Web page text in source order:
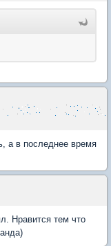
а в последнее время
Нравится тем что